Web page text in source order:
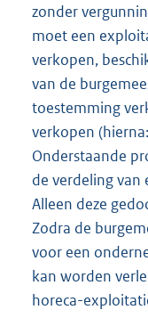
zonder
moet een
verkopen,
van de
toestemming
verkopen
Onderstaande
de verdeling van
Alleen deze
Zodra de
voor een
kan worden
horeca-